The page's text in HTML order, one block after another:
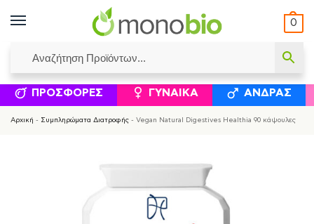
0
ΙΣΟΛΟΓΙΣΜΟΊ ΕΛΕΆΝΝΑ ΧΡΙΣΤΙΝΆΚΗ ΕΠΙΚΟΙΝΩΝΊΑ
ΣΥΜΠΛΗΡΏΜΑΤΑ ΔΙΑΤΡΟΦΉΣ ΦΥΣΙΚΆ
ΠΡΟΣΦΟΡΈΣ ΓΥΝΑΊΚΑ ΆΝΔΡΑΣ
Αρχική - Συμπληρώματα Διατροφής - Vegan Natural Digestives Healthia 90 κάψουλες